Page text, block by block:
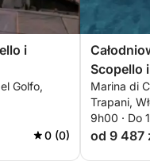
i
Golfo,
0 (0)
Scopello
słońca
Marina di
Trapani,
9h00 · Do
od 9 487